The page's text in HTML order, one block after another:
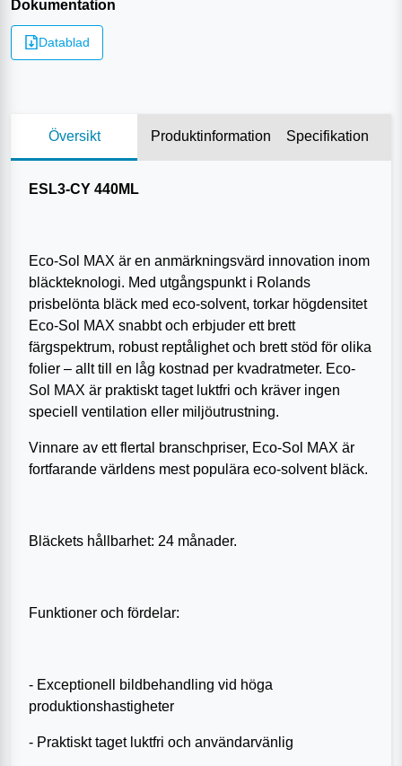
Dokumentation
Datablad
Översikt Produktinformation Specifikation
ESL3-CY 440ML
Eco-Sol MAX är en anmärkningsvärd innovation inom
bläckteknologi. Med utgångspunkt i Rolands
prisbelönta bläck med eco-solvent, torkar högdensitet
Eco-Sol MAX snabbt och erbjuder ett brett
färgspektrum, robust reptålighet och brett stöd för olika
folier – allt till en låg kostnad per kvadratmeter. Eco-
Sol MAX är praktiskt taget luktfri och kräver ingen
speciell ventilation eller miljöutrustning.
Vinnare av ett flertal branschpriser, Eco-Sol MAX är
fortfarande världens mest populära eco-solvent bläck.
Bläckets hållbarhet: 24 månader.
Funktioner och fördelar:
- Exceptionell bildbehandling vid höga
produktionshastigheter
- Praktiskt taget luktfri och användarvänlig